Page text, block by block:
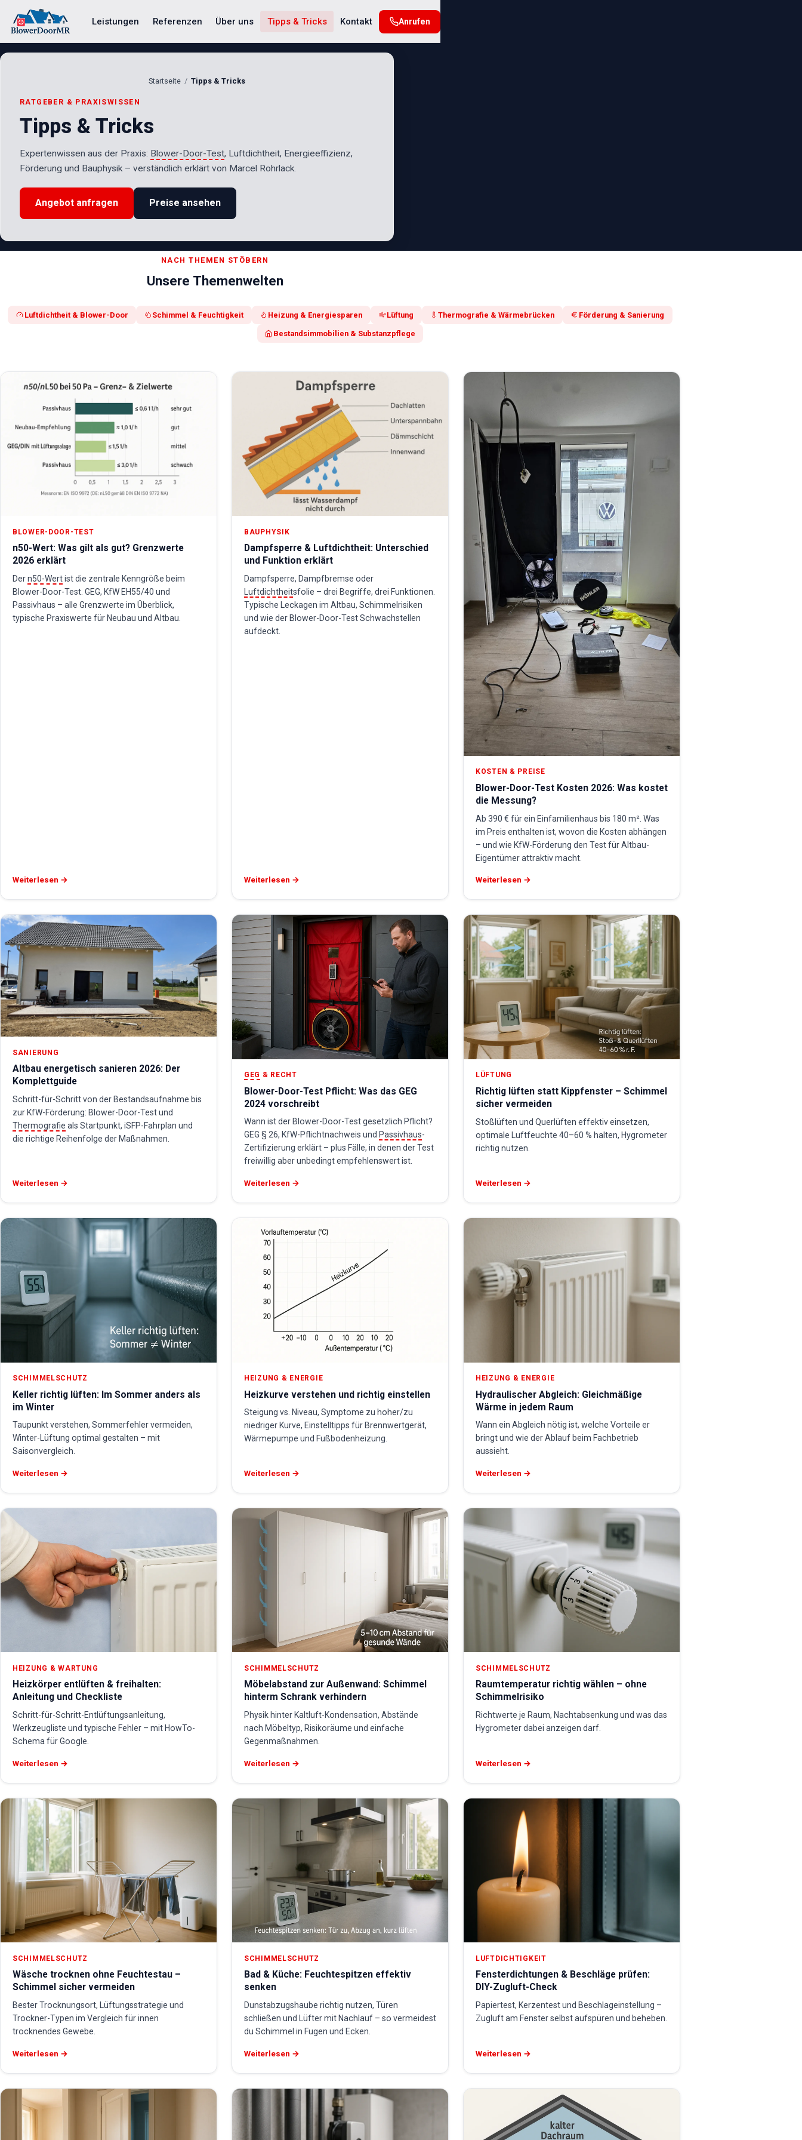
Leistungen Referenzen Über uns Tipps & Tricks Kontakt Anrufen
Startseite Tipps & Tricks
RATGEBER & PRAXISWISSEN
Tipps & Tricks
Expertenwissen aus der Praxis: Blower-Door-Test, Luftdichtheit, Energieeffizienz,
Förderung und Bauphysik – verständlich erklärt von Marcel Rohrlack.
Angebot anfragen Preise ansehen
NACH THEMEN STÖBERN
Unsere Themenwelten
Luftdichtheit & Blower-Door Schimmel & Feuchtigkeit Heizung & Energiesparen Lüftung Thermografie & Wärmebrücken Förderung & Sanierung
Bestandsimmobilien & Substanzpflege
BLOWER-DOOR-TEST
n50-Wert: Was gilt als gut? Grenzwerte
2026 erklärt
Dern50-Wertist die zentrale Kenngröße beim
Blower-Door-Test. GEG, KfW EH55/40 und
Passivhaus – alle Grenzwerte im Überblick,
typische Praxiswerte für Neubau und Altbau.
Weiterlesen →
BAUPHYSIK
Dampfsperre & Luftdichtheit: Unterschied
und Funktion erklärt
Dampfsperre, Dampfbremse oder
Luftdichtheitsfolie – drei Begriffe, drei Funktionen.
Typische Leckagen im Altbau, Schimmelrisiken
und wie der Blower-Door-Test Schwachstellen
aufdeckt.
Weiterlesen →
KOSTEN & PREISE
Blower-Door-Test Kosten 2026: Was kostet
die Messung?
Ab 390 € für ein Einfamilienhaus bis 180 m². Was
im Preis enthalten ist, wovon die Kosten abhängen
– und wie KfW-Förderung den Test für Altbau-
Eigentümer attraktiv macht.
Weiterlesen →
SANIERUNG
Altbau energetisch sanieren 2026: Der
Komplettguide
Schritt-für-Schritt von der Bestandsaufnahme bis
zur KfW-Förderung: Blower-Door-Test und
Thermografie als Startpunkt, iSFP-Fahrplan und
die richtige Reihenfolge der Maßnahmen.
Weiterlesen →
GEG & RECHT
Blower-Door-Test Pflicht: Was das GEG
2024 vorschreibt
Wann ist der Blower-Door-Test gesetzlich Pflicht?
GEG § 26, KfW-Pflichtnachweis und Passivhaus-
Zertifizierung erklärt – plus Fälle, in denen der Test
freiwillig aber unbedingt empfehlenswert ist.
Weiterlesen →
LÜFTUNG
Richtig lüften statt Kippfenster – Schimmel
sicher vermeiden
Stoßlüften und Querlüften effektiv einsetzen,
optimale Luftfeuchte 40–60 % halten, Hygrometer
richtig nutzen.
Weiterlesen →
SCHIMMELSCHUTZ
Keller richtig lüften: Im Sommer anders als
im Winter
Taupunkt verstehen, Sommerfehler vermeiden,
Winter-Lüftung optimal gestalten – mit
Saisonvergleich.
Weiterlesen →
HEIZUNG & ENERGIE
Heizkurve verstehen und richtig einstellen
Steigung vs. Niveau, Symptome zu hoher/zu
niedriger Kurve, Einstelltipps für Brennwertgerät,
Wärmepumpe und Fußbodenheizung.
Weiterlesen →
HEIZUNG & ENERGIE
Hydraulischer Abgleich: Gleichmäßige
Wärme in jedem Raum
Wann ein Abgleich nötig ist, welche Vorteile er
bringt und wie der Ablauf beim Fachbetrieb
aussieht.
Weiterlesen →
HEIZUNG & WARTUNG
Heizkörper entlüften & freihalten:
Anleitung und Checkliste
Schritt-für-Schritt-Entlüftungsanleitung,
Werkzeugliste und typische Fehler – mit HowTo-
Schema für Google.
Weiterlesen →
SCHIMMELSCHUTZ
Möbelabstand zur Außenwand: Schimmel
hinterm Schrank verhindern
Physik hinter Kaltluft-Kondensation, Abstände
nach Möbeltyp, Risikoräume und einfache
Gegenmaßnahmen.
Weiterlesen →
SCHIMMELSCHUTZ
Raumtemperatur richtig wählen – ohne
Schimmelrisiko
Richtwerte je Raum, Nachtabsenkung und was das
Hygrometer dabei anzeigen darf.
Weiterlesen →
SCHIMMELSCHUTZ
Wäsche trocknen ohne Feuchtestau –
Schimmel sicher vermeiden
Bester Trocknungsort, Lüftungsstrategie und
Trockner-Typen im Vergleich für innen
trocknendes Gewebe.
Weiterlesen →
SCHIMMELSCHUTZ
Bad & Küche: Feuchtespitzen effektiv
senken
Dunstabzugshaube richtig nutzen, Türen
schließen und Lüfter mit Nachlauf – so vermeidest
du Schimmel in Fugen und Ecken.
Weiterlesen →
LUFTDICHTIGKEIT
Fensterdichtungen & Beschläge prüfen:
DIY-Zugluft-Check
Papiertest, Kerzentest und Beschlageinstellung –
Zugluft am Fenster selbst aufspüren und beheben.
Weiterlesen →